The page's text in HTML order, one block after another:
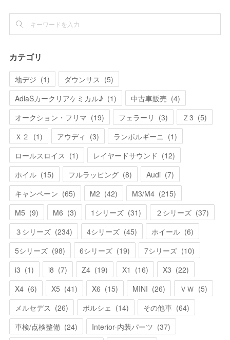
カテゴリ
地デジ (1) ダウンサス (5)
AdlaSカークリアケミカル♪ (1) 中古車販売 (4)
オークション・フリマ (19) フェラーリ (3) Ｚ3 (5)
Ｘ２ (1) アウディ (3) ランボルギーニ (1)
ロールスロイス (1) レイヤードサウンド (12)
ホイル (15) フルラッピング (8) Audi (7)
キャンペーン (65) M2 (42) M3/M4 (215)
M5 (9) M6 (3) 1シリーズ (31) ２シリーズ (37)
３シリーズ (234) 4シリーズ (45) ホイール (6)
5シリーズ (98) 6シリーズ (19) 7シリーズ (10)
i3 (1) i8 (7) Z4 (19) X1 (16) X3 (22)
X4 (6) X5 (41) X6 (15) MINI (26) ＶＷ (5)
メルセデス (26) ポルシェ (14) その他車 (64)
車検/点検整備 (24) Interior-内装パーツ (37)